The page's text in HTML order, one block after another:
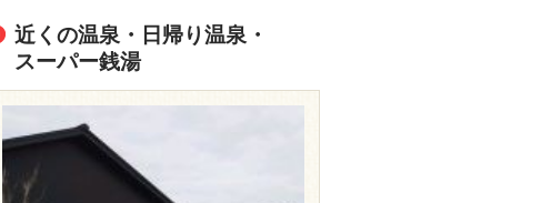
https://travel.rakuten.co.jp/HOTEL/44978/
近くの温泉・日帰り温泉・
スーパー銭湯